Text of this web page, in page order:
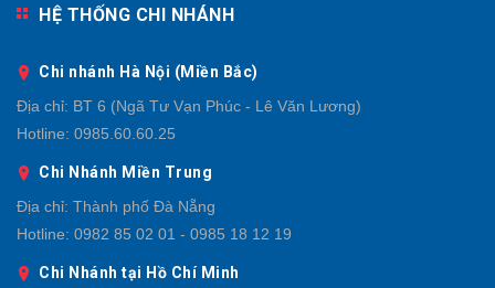
HỆ THỐNG CHI NHÁNH
Chi nhánh Hà Nội (Miền Bắc)
Địa chỉ: BT 6 (Ngã Tư Vạn Phúc - Lê Văn Lương)
Hotline: 0985.60.60.25
Chi Nhánh Miền Trung
Địa chỉ: Thành phố Đà Nẵng
Hotline: 0982 85 02 01 - 0985 18 12 19
Chi Nhánh tại Hồ Chí Minh